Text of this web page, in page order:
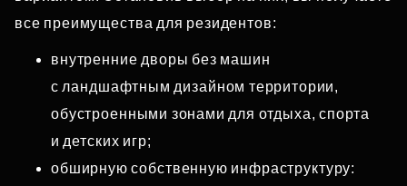
все преимущества для резидентов:
внутренние дворы без машин
с ландшафтным дизайном территории,
обустроенными зонами для отдыха, спорта
и детских игр;
обширную собственную инфраструктуру: